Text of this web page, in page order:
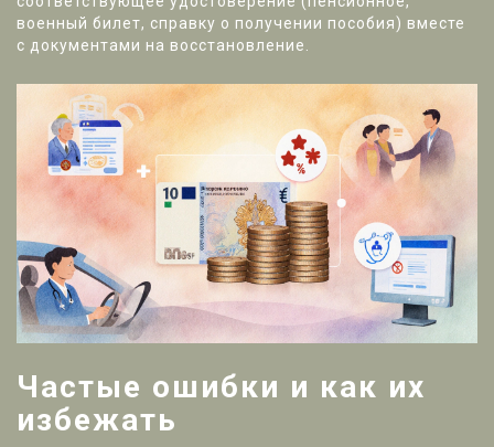
военный билет, справку о получении пособия) вместе
с документами на восстановление.
Частые ошибки и как их
избежать